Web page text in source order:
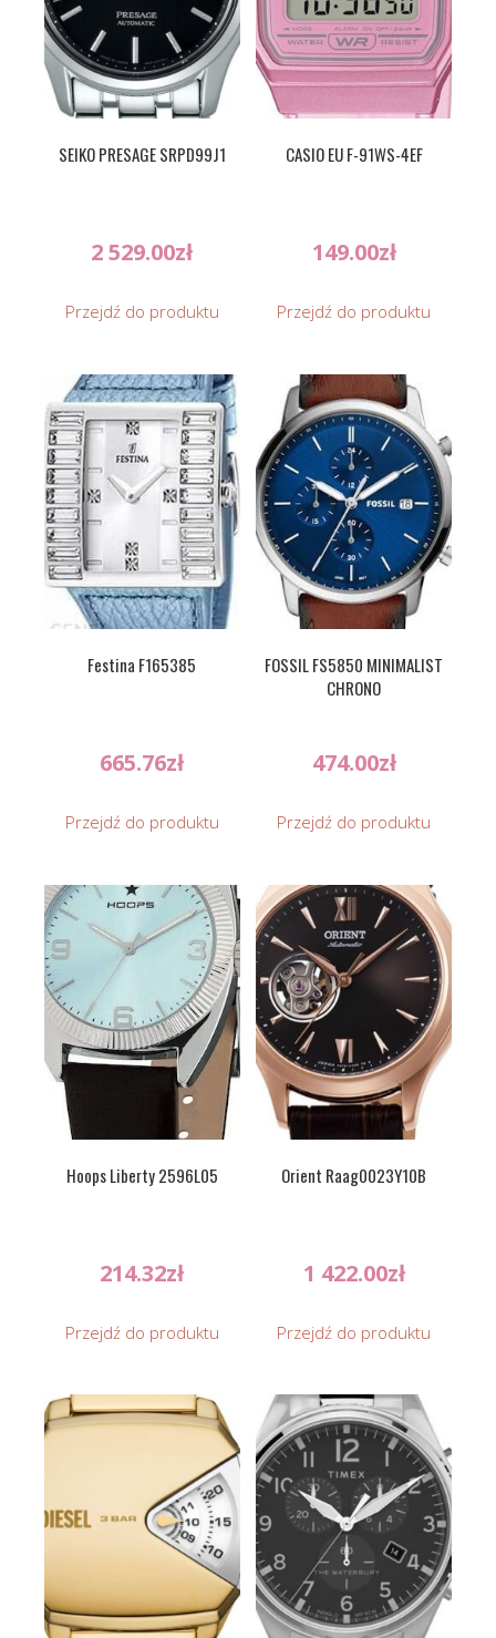
SEIKO PRESAGE SRPD99J1
2 529.00zł
Przejdź do produktu
CASIO EU F-91WS-4EF
149.00zł
Przejdź do produktu
Festina F165385
665.76zł
Przejdź do produktu
FOSSIL FS5850 MINIMALIST
CHRONO
474.00zł
Przejdź do produktu
Hoops Liberty 2596L05
214.32zł
Przejdź do produktu
Orient Raag0023Y10B
1 422.00zł
Przejdź do produktu